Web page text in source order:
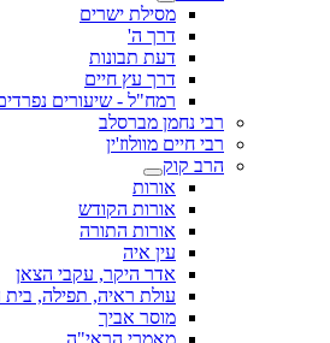
מסילת ישרים
דרך ה'
דעת תבונות
דרך עץ חיים
רמח"ל - שיעורים
רבי נחמן מברסלב
רבי חיים מוולוז'ין
הרב קוק
אורות
אורות הקודש
אורות התורה
עין איה
אדר היקר, עקבי הצאן
עולת ראיה, תפילה,
מוסר אביך
מאמרי הראי"ה